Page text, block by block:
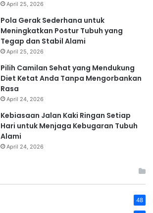
April 25, 2026
Pola Gerak Sederhana untuk
Meningkatkan Postur Tubuh yang
Tegap dan Stabil Alami
April 25, 2026
Pilih Camilan Sehat yang Mendukung
Diet Ketat Anda Tanpa Mengorbankan
Rasa
April 24, 2026
Kebiasaan Jalan Kaki Ringan Setiap
Hari untuk Menjaga Kebugaran Tubuh
Alami
April 24, 2026
48